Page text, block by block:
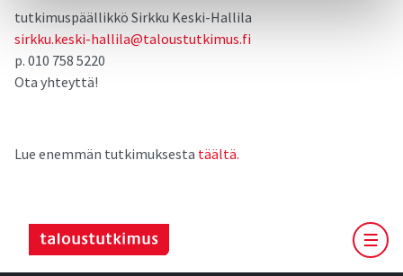
tutkimuspäällikkö Sirkku Keski-Hallila
sirkku.keski-hallila@taloustutkimus.fi
p. 010 758 5220
Ota yhteyttä!
Lue enemmän tutkimuksesta täältä.